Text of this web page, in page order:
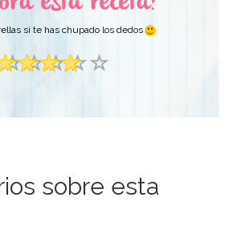
si te has chupado los dedos
sobre esta